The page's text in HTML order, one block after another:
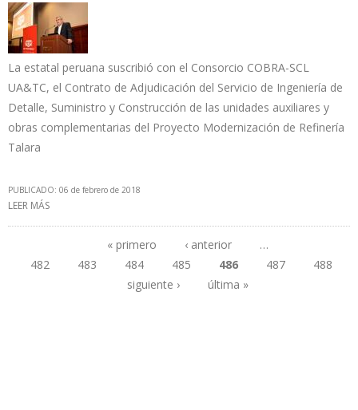
La estatal peruana suscribió con el Consorcio COBRA-SCL
UA&TC, el Contrato de Adjudicación del Servicio de Ingeniería de
Detalle, Suministro y Construcción de las unidades auxiliares y
obras complementarias del Proyecto Modernización de Refinería
Talara
PUBLICADO: 06 de febrero de 2018
LEER MÁS
Páginas
« primero ‹ anterior
…
482
483 484 485 486 487
488
siguiente ›
última »